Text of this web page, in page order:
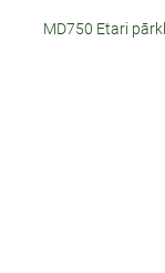
MD750 Etari